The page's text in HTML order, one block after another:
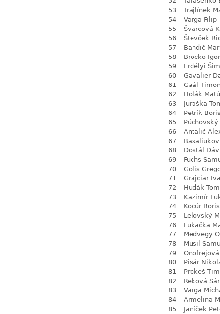
53
Trajlínek
54
Varga Filip
55
Švarcová
56
Števček
57
Bandič
58
Brocko Igor
59
Erdélyi
60
Gavalier
61
Gaál Timon
62
Holák
63
Juraška
64
Petrík Boris
65
Púchovský
66
Antalič
67
68
Dostál
69
Fuchs
70
Golis
71
Grajciar
72
Hudák
73
Kazimír
74
Kocúr Boris
75
Lelovský
76
Lukačka
77
Medvegy
78
Musil
79
80
Pisár
81
Prokeš
82
Reková
83
Varga
84
Armelina
85
Janíček